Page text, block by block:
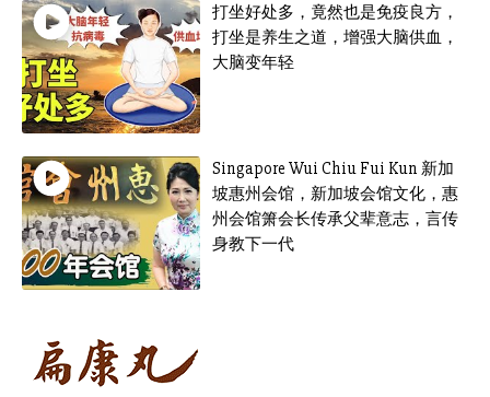
打坐好处多，竟然也是免疫良方，
打坐是养生之道，增强大脑供血，
大脑变年轻
Singapore Wui Chiu Fui Kun 新加
坡惠州会馆，新加坡会馆文化，惠
州会馆箫会长传承父辈意志，言传
身教下一代